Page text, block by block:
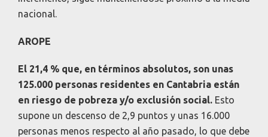
nacional.
AROPE
El 21,4 % que, en términos absolutos, son unas
125.000 personas residentes en Cantabria están
en riesgo de pobreza y/o exclusión social. Esto
supone un descenso de 2,9 puntos y unas 16.000
personas menos respecto al año pasado, lo que debe